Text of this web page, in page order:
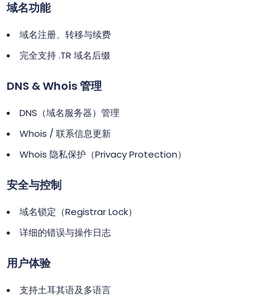
域名功能
域名注册、转移与续费
完全支持 .TR 域名后缀
DNS & Whois 管理
DNS（域名服务器）管理
Whois / 联系信息更新
Whois 隐私保护（Privacy Protection）
安全与控制
域名锁定（Registrar Lock）
详细的错误与操作日志
用户体验
支持土耳其语及多语言